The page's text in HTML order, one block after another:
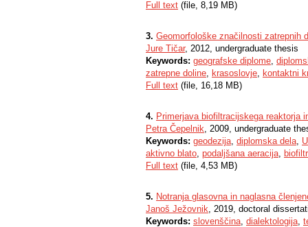
Full text (file, 8,19 MB)
3. Geomorfološke značilnosti zatrepnih
Jure Tičar, 2012, undergraduate thesis
Keywords: geografske diplome,
zatrepne doline, krasoslovje, kontaktni
Full text (file, 16,18 MB)
4. Primerjava biofiltracijskega reaktorja
Petra Čepelnik, 2009, undergraduate
Keywords: geodezija, diplomska dela,
aktivno blato, podaljšana aeracija,
Full text (file, 4,53 MB)
5. Notranja glasovna in naglasna
Janoš Ježovnik, 2019, doctoral
Keywords: slovenščina, dialektologija,